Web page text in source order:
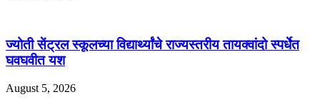
ज्योती सेंट्रल स्कूलच्या विद्यार्थ्यांचे राज्यस्तरीय तायक्वांदो स्पर्धेत
घवघवीत यश
August 5, 2026